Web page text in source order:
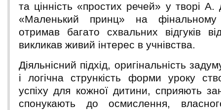
та цінність «простих речей» у творі
«Маленький принц» на фінальному
отримав багато схвальних відгуків
викликав живий інтерес в учнівства.
Діяльнісний підхід, оригінальність
і логічна стрункість форми уроку
успіху для кожної дитини, сприяють
спонукають до осмислення,